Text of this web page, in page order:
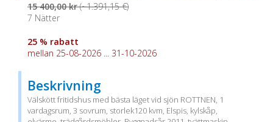
15 400,00 kr(~1.391,15 €)
7 Nätter
25 % rabatt
mellan 25-08-2026 ... 31-10-2026
Beskrivning
Välskött fritidshus med bästa läget vid sjön ROTTNEN, 1
vardagsrum, 3 sovrum, storlek120 kvm, Elspis, kylskåp,